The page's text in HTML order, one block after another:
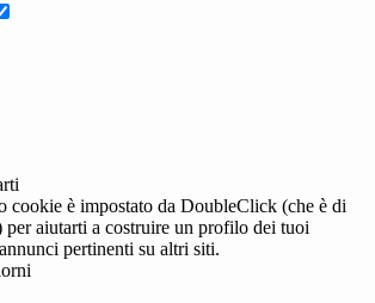
cookie è impostato da DoubleClick (che è di
aiutarti a costruire un profilo dei tuoi
pertinenti su altri siti.